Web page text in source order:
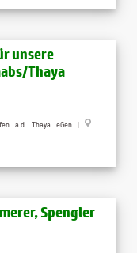
unsere
Thaya
a.d. Thaya eGen |
Spengler